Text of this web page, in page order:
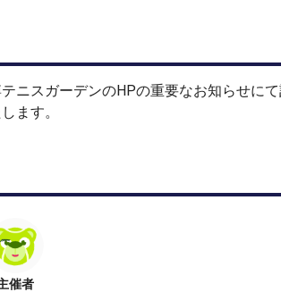
ニスガーデンのHPの重要なお知らせに
ます。
催者